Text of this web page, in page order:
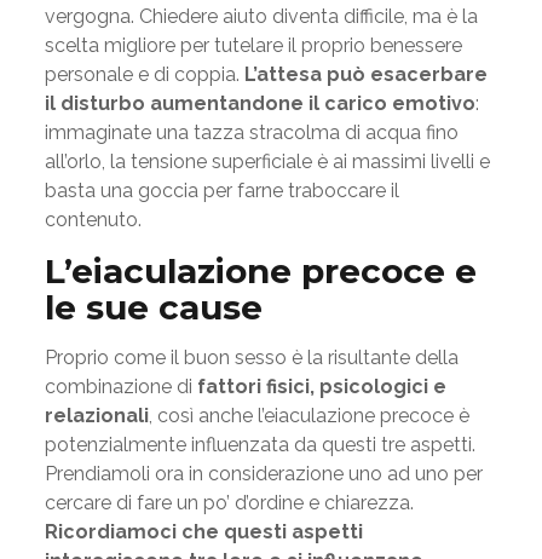
vergogna. Chiedere aiuto diventa difficile, ma è la
scelta migliore per tutelare il proprio benessere
personale e di coppia. L’attesa può esacerbare
il disturbo aumentandone il carico emotivo:
immaginate una tazza stracolma di acqua fino
all’orlo, la tensione superficiale è ai massimi livelli e
basta una goccia per farne traboccare il
contenuto.
L’eiaculazione precoce e
le sue cause
Proprio come il buon sesso è la risultante della
combinazione di fattori fisici, psicologici e
relazionali, così anche l’eiaculazione precoce è
potenzialmente influenzata da questi tre aspetti.
Prendiamoli ora in considerazione uno ad uno per
cercare di fare un po’ d’ordine e chiarezza.
Ricordiamoci che questi aspetti